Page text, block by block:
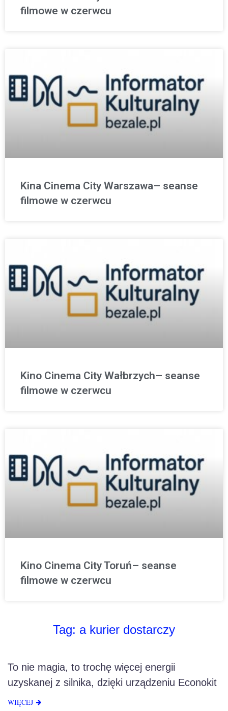
filmowe w czerwcu
Kina Cinema City Warszawa– seanse
filmowe w czerwcu
Kino Cinema City Wałbrzych– seanse
filmowe w czerwcu
Kino Cinema City Toruń– seanse
filmowe w czerwcu
Tag: a kurier dostarczy
To nie magia, to trochę więcej energii
uzyskanej z silnika, dzięki urządzeniu Econokit
WIĘCEJ